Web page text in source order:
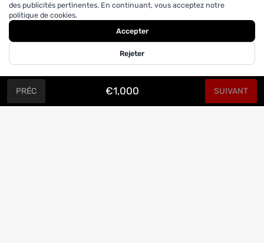
PRÉC €1,000 SUIVANT
des publicités pertinentes. En continuant, vous acceptez notre
politique de cookies.
Accepter
Rejeter